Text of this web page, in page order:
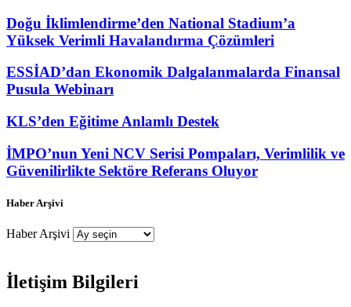
Doğu İklimlendirme’den National Stadium’a
Yüksek Verimli Havalandırma Çözümleri
ESSİAD’dan Ekonomik Dalgalanmalarda Finansal
Pusula Webinarı
KLS’den Eğitime Anlamlı Destek
İMPO’nun Yeni NCV Serisi Pompaları, Verimlilik ve
Güvenilirlikte Sektöre Referans Oluyor
Haber Arşivi
Haber Arşivi
İletişim Bilgileri